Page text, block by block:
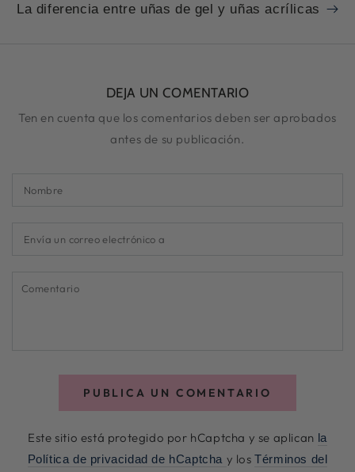
La diferencia entre uñas de gel y uñas acrílicas
DEJA UN COMENTARIO
Ten en cuenta que los comentarios deben ser aprobados
antes de su publicación.
electrónico
PUBLICA UN COMENTARIO
Este sitio está protegido por hCaptcha y se aplican la
Política de privacidad de hCaptcha y losTérminos del